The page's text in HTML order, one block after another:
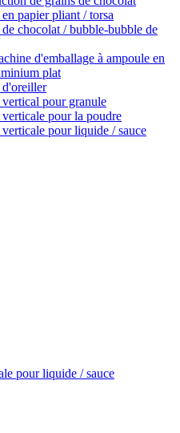
papier pliant / torsa
chocolat / bubble-bubble de
d'emballage à ampoule en
plat
d'oreiller
pour granule
pour la poudre
pour liquide / sauce
pour liquide / sauce